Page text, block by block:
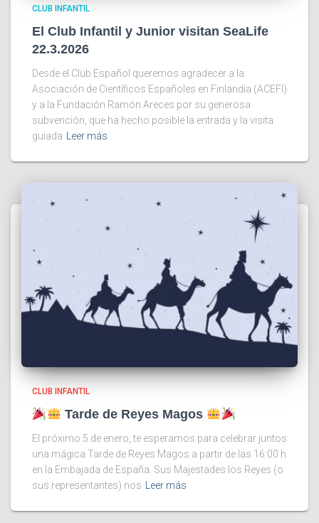
CLUB INFANTIL
El Club Infantil y Junior visitan SeaLife
22.3.2026
Desde el Club Español queremos agradecer a la
Asociación de Científicos Españoles en Finlandia (ACEFI)
y a la Fundación Ramón Areces por su generosa
subvención, que ha hecho posible la entrada y la visita
guiada Leer más
CLUB INFANTIL
Tarde de Reyes Magos
El próximo 5 de enero, te esperamos para celebrar juntos
una mágica Tarde de Reyes Magos a partir de las 16:00 h
en la Embajada de España. Sus Majestades los Reyes (o
sus representantes) nos
Leer más